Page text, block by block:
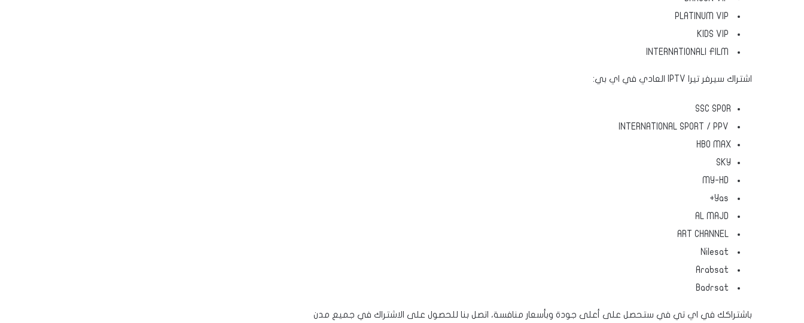
اشتراك سيرفر تيرا IPTV العادي في اي بي:
SSC SPOR
HBO MAX
SKY
باشتراكك في اي تي في ستحصل على أعلى جودة وبأسعار منافسة، اتصل بنا للحصول على الاشتراك في جميع مدن